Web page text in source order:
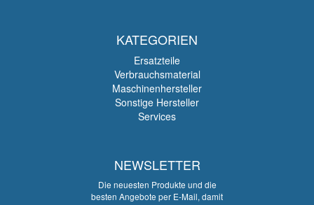
KATEGORIEN
Ersatzteile
Verbrauchsmaterial
Maschinenhersteller
Sonstige Hersteller
Services
NEWSLETTER
Die neuesten Produkte und die
besten Angebote per E-Mail, damit